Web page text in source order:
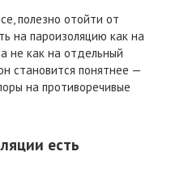
полезно отойти от
на пароизоляцию как на
не как на отдельный
становится понятнее —
на противоречивые
есть